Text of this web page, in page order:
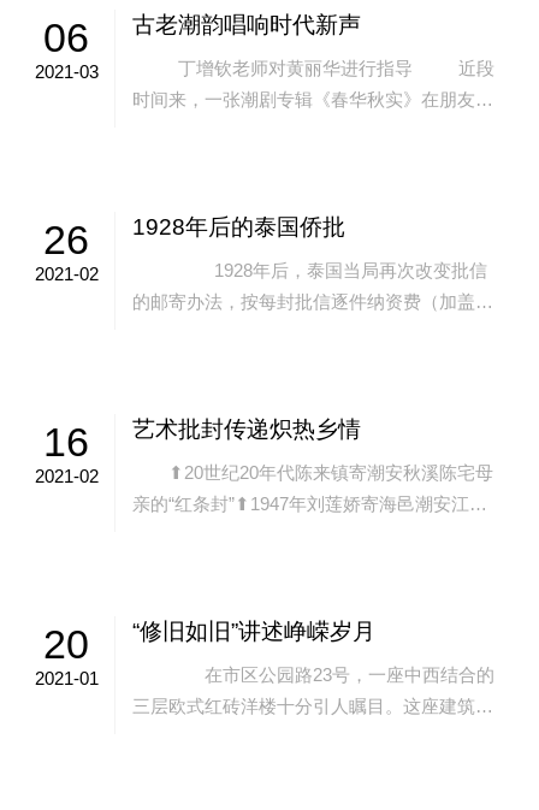
06
2021-03
古老潮韵唱响时代新声
丁增钦老师对黄丽华进行指导 近段
时间来，一张潮剧专辑《春华秋实》在朋友圈
26
2021-02
1928年后的泰国侨批
1928年后，泰国当局再次改变批信
的邮寄办法，按每封批信逐件纳资费（加盖邮
16
2021-02
艺术批封传递炽热乡情
⬆20世纪20年代陈来镇寄潮安秋溪陈宅母
亲的“红条封”⬆1947年刘莲娇寄海邑潮安江东
20
2021-01
“修旧如旧”讲述峥嵘岁月
在市区公园路23号，一座中西结合的
三层欧式红砖洋楼十分引人瞩目。这座建筑是